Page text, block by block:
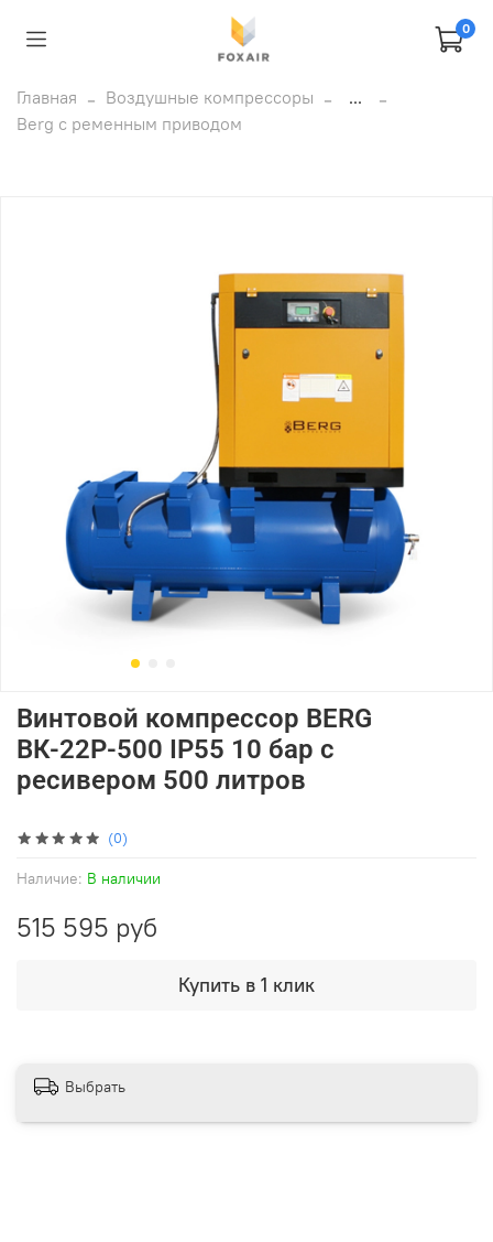
0
Главная Воздушные компрессоры
...
Berg с ременным приводом
(0)
Наличие: В наличии
Винтовой компрессор BERG
ВК-22Р-500 IP55 10 бар с
ресивером 500 литров
515 595 руб
Купить в 1 клик
Выбрать